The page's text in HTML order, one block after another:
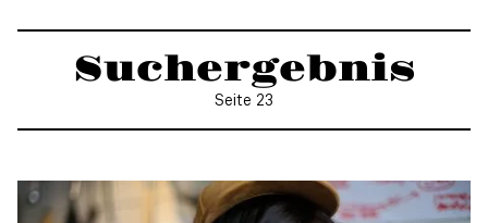
Suchergebnis
Seite 23